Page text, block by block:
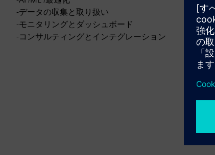
-データの収集と取り扱い
-モニタリングとダッシュボード
-コンサルティングとインテグレーション